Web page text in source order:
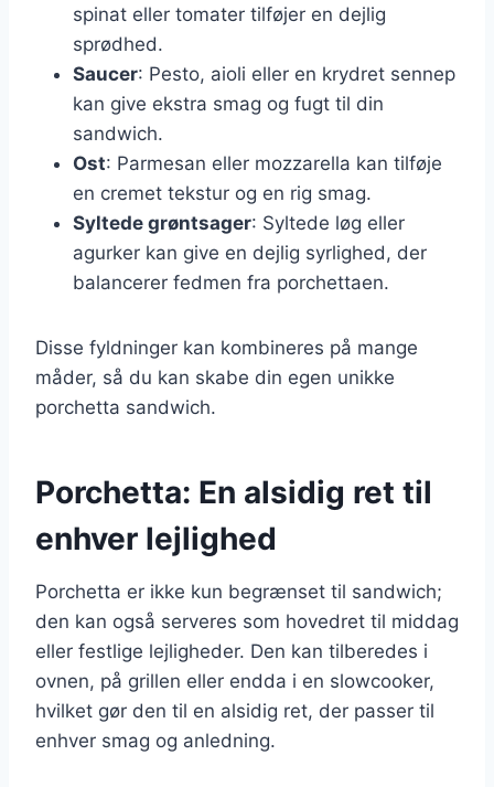
spinat eller tomater tilføjer en dejlig
sprødhed.
Saucer: Pesto, aioli eller en krydret sennep
kan give ekstra smag og fugt til din
sandwich.
Ost: Parmesan eller mozzarella kan tilføje
en cremet tekstur og en rig smag.
Syltede grøntsager: Syltede løg eller
agurker kan give en dejlig syrlighed, der
balancerer fedmen fra porchettaen.
Disse fyldninger kan kombineres på mange
måder, så du kan skabe din egen unikke
porchetta sandwich.
Porchetta: En alsidig ret til
enhver lejlighed
Porchetta er ikke kun begrænset til sandwich;
den kan også serveres som hovedret til middag
eller festlige lejligheder. Den kan tilberedes i
ovnen, på grillen eller endda i en slowcooker,
hvilket gør den til en alsidig ret, der passer til
enhver smag og anledning.